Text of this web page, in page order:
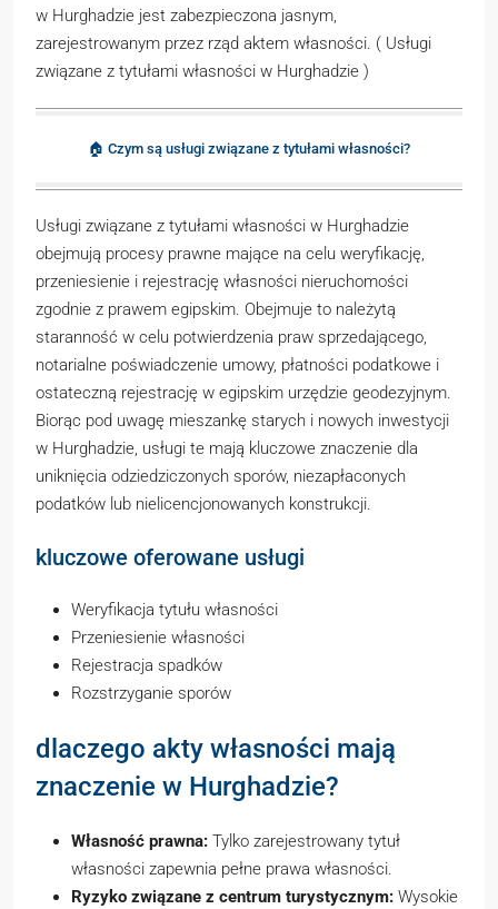
w Hurghadzie jest zabezpieczona jasnym,
zarejestrowanym przez rząd aktem własności. ( Usługi
związane z tytułami własności w Hurghadzie )
🏠 Czym są usługi związane z tytułami własności?
Usługi związane z tytułami własności w Hurghadzie
obejmują procesy prawne mające na celu weryfikację,
przeniesienie i rejestrację własności nieruchomości
zgodnie z prawem egipskim. Obejmuje to należytą
staranność w celu potwierdzenia praw sprzedającego,
notarialne poświadczenie umowy, płatności podatkowe i
ostateczną rejestrację w egipskim urzędzie geodezyjnym.
Biorąc pod uwagę mieszankę starych i nowych inwestycji
w Hurghadzie, usługi te mają kluczowe znaczenie dla
uniknięcia odziedziczonych sporów, niezapłaconych
podatków lub nielicencjonowanych konstrukcji.
kluczowe oferowane usługi
Weryfikacja tytułu własności
Przeniesienie własności
Rejestracja spadków
Rozstrzyganie sporów
dlaczego akty własności mają
znaczenie w Hurghadzie?
Własność prawna: Tylko zarejestrowany tytuł
własności zapewnia pełne prawa własności.
Ryzyko związane z centrum turystycznym: Wysokie